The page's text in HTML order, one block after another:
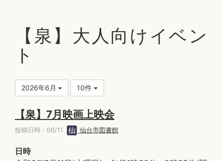
【泉】大人向けイベン
ト
2026年6月 10件
【泉】7月映画上映会
投稿日時 : 06/11 仙台市図書館
日時